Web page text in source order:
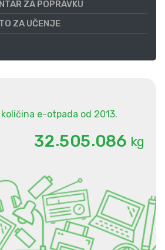
ZA POPRAVKU
ZA UČENJE
e-otpada od 2013.
32.505.086 kg